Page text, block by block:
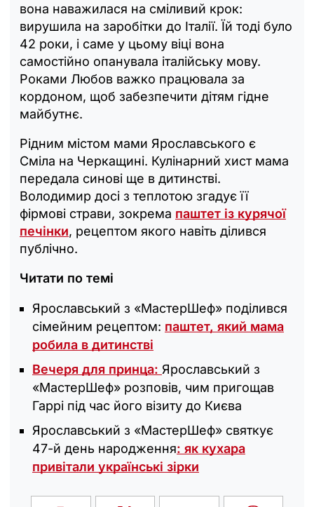
вона наважилася на сміливий крок:
вирушила на заробітки до Італії. Їй тоді було
42 роки, і саме у цьому віці вона
самостійно опанувала італійську мову.
Роками Любов важко працювала за
кордоном, щоб забезпечити дітям гідне
майбутнє.
Рідним містом мами Ярославського є
Сміла на Черкащині. Кулінарний хист мама
передала синові ще в дитинстві.
Володимир досі з теплотою згадує її
фірмові страви, зокрема паштет із курячої
печінки, рецептом якого навіть ділився
публічно.
Читати по темі
Ярославський з «МастерШеф‎» поділився
сімейним рецептом: паштет, який мама
робила в дитинстві
Вечеря для принца: Ярославський з
«МастерШеф‎» розповів, чим пригощав
Гаррі під час його візиту до Києва
Ярославський з «‎МастерШеф» святкує
47-й день народження: як кухара
привітали українські зірки